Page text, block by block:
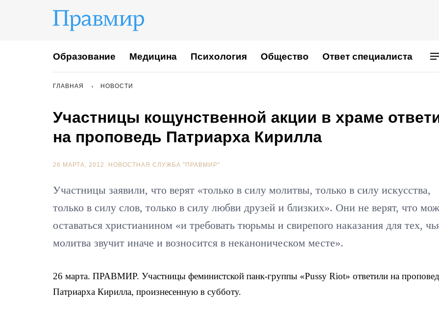
Образование Медицина Психология Общество Ответ специалиста
ГЛАВНАЯ НОВОСТИ
Участницы кощунственной акции в храме
на проповедь Патриарха Кирилла
26 МАРТА, 2012. НОВОСТНАЯ СЛУЖБА "ПРАВМИР"
Участницы заявили, что верят «только в силу молитвы, только в силу искусства,
только в силу слов, только в силу любви друзей и близких». Они не верят, что
оставаться христианином «и требовать тюрьмы и свирепого наказания для тех,
молитва звучит иначе и возносится в неканоническом месте».
26 марта. ПРАВМИР. Участницы феминистской панк-группы «Pussy Riot» ответили на
Патриарха Кирилла, произнесенную в субботу.